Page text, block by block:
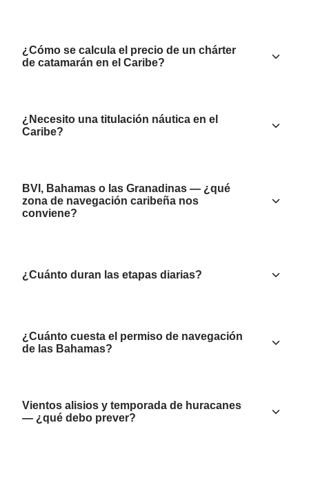
¿Cómo se calcula el precio de un chárter
de catamarán en el Caribe?
¿Necesito una titulación náutica en el
Caribe?
BVI, Bahamas o las Granadinas — ¿qué
zona de navegación caribeña nos
conviene?
¿Cuánto duran las etapas diarias?
¿Cuánto cuesta el permiso de navegación
de las Bahamas?
Vientos alisios y temporada de huracanes
— ¿qué debo prever?